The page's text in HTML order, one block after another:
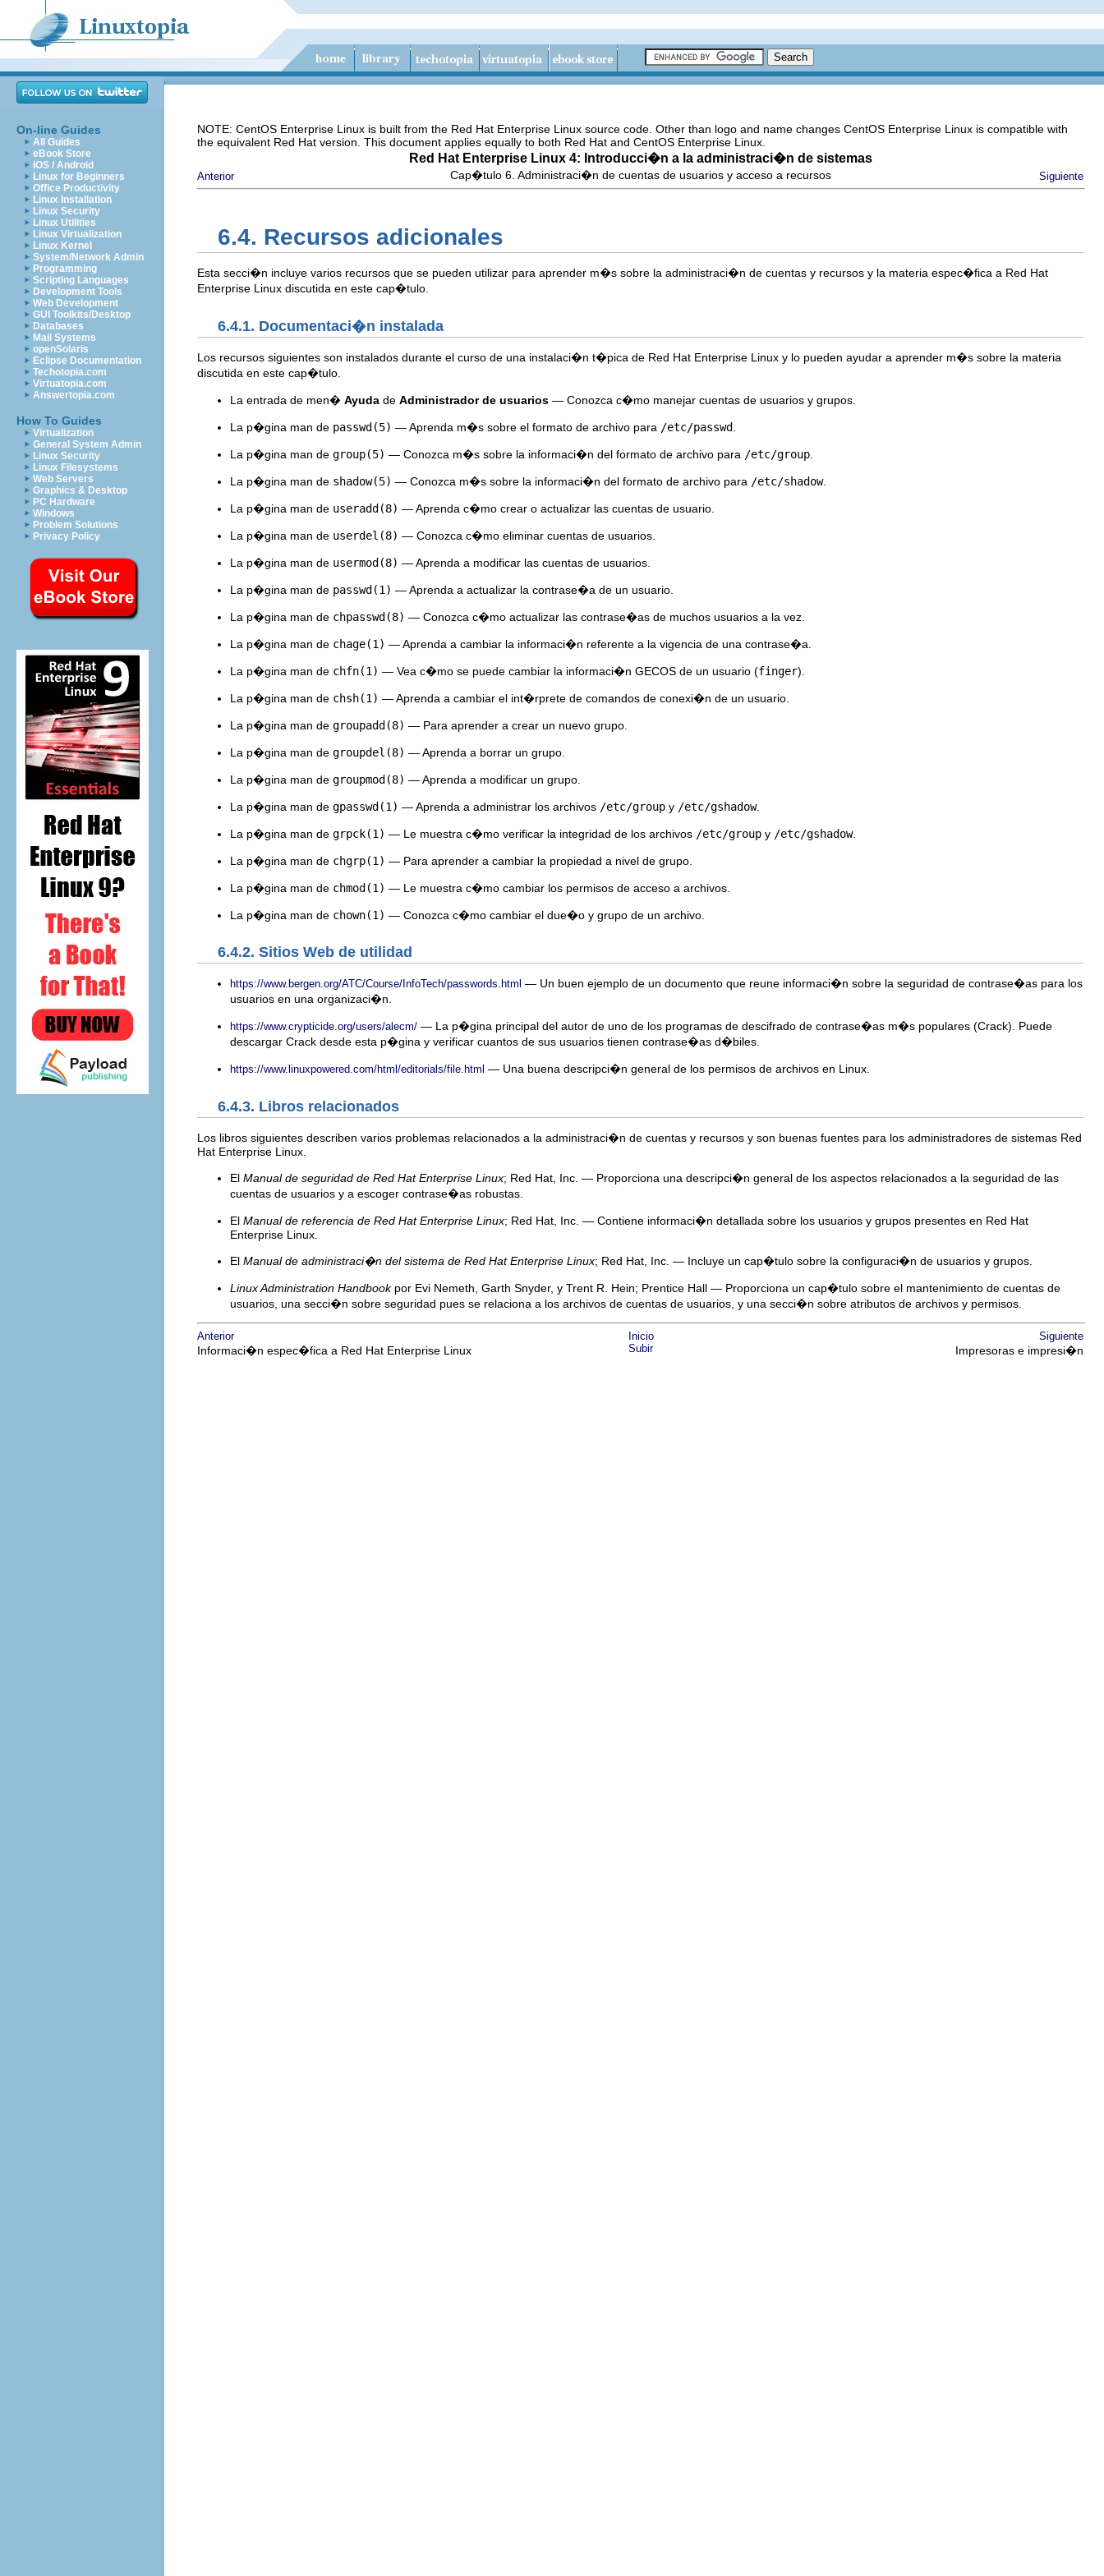
On-line Guides
All Guides
eBook Store
iOS / Android
Linux for Beginners
Office Productivity
Linux Installation
Linux Security
Linux Utilities
Linux Virtualization
Linux Kernel
System/Network Admin
Programming
Scripting Languages
Development Tools
Web Development
GUI Toolkits/Desktop
Databases
Mail Systems
openSolaris
Eclipse Documentation
Techotopia.com
Virtuatopia.com
Answertopia.com
How To Guides
Virtualization
General System Admin
Linux Security
Linux Filesystems
Web Servers
Graphics & Desktop
PC Hardware
Windows
Problem Solutions
Privacy Policy
NOTE: CentOS Enterprise Linux is built from the Red Hat Enterprise Linux source code. Other than logo and name changes CentOS Enterprise Linux is compatible with
the equivalent Red Hat version. This document applies equally to both Red Hat and CentOS Enterprise Linux.
Red Hat Enterprise Linux 4: Introducci�n a la administraci�n de sistemas
Anterior Cap�tulo 6. Administraci�n de cuentas de usuarios y acceso a recursos Siguiente
6.4. Recursos adicionales
Esta secci�n incluye varios recursos que se pueden utilizar para aprender m�s sobre la administraci�n de cuentas y recursos y la materia espec�fica a Red Hat
Enterprise Linux discutida en este cap�tulo.
6.4.1. Documentaci�n instalada
Los recursos siguientes son instalados durante el curso de una instalaci�n t�pica de Red Hat Enterprise Linux y lo pueden ayudar a aprender m�s sobre la materia
discutida en este cap�tulo.
La entrada de men� Ayuda de Administrador de usuarios — Conozca c�mo manejar cuentas de usuarios y grupos.
La p�gina man de passwd(5) — Aprenda m�s sobre el formato de archivo para /etc/passwd
La p�gina man de group(5) — Conozca m�s sobre la informaci�n del formato de archivo para /etc/group
La p�gina man de shadow(5) — Conozca m�s sobre la informaci�n del formato de archivo para /etc/shadow.
La p�gina man de useradd(8) — Aprenda c�mo crear o actualizar las cuentas de usuario.
La p�gina man de userdel(8) — Conozca c�mo eliminar cuentas de usuarios.
La p�gina man de usermod(8) — Aprenda a modificar las cuentas de usuarios.
La p�gina man de passwd(1) — Aprenda a actualizar la contrase�a de un usuario.
La p�gina man de chpasswd(8) — Conozca c�mo actualizar las contrase�as de muchos usuarios a la vez.
La p�gina man de chage(1) — Aprenda a cambiar la informaci�n referente a la vigencia de una contrase�a.
La p�gina man de chfn(1) — Vea c�mo se puede cambiar la informaci�n GECOS de un usuario (finger).
La p�gina man de chsh(1) — Aprenda a cambiar el int�rprete de comandos de conexi�n de un usuario.
La p�gina man de groupadd(8) — Para aprender a crear un nuevo grupo.
La p�gina man de groupdel(8) — Aprenda a borrar un grupo.
La p�gina man de groupmod(8) — Aprenda a modificar un grupo.
La p�gina man de gpasswd(1) — Aprenda a administrar los archivos /etc/group y /etc/gshadow.
La p�gina man de grpck(1) — Le muestra c�mo verificar la integridad de los archivos /etc/group y /etc/gshadow.
La p�gina man de chgrp(1) — Para aprender a cambiar la propiedad a nivel de grupo.
La p�gina man de chmod(1) — Le muestra c�mo cambiar los permisos de acceso a archivos.
La p�gina man de chown(1) — Conozca c�mo cambiar el due�o y grupo de un archivo.
6.4.2. Sitios Web de utilidad
https://www.bergen.org/ATC/Course/InfoTech/passwords.html — Un buen ejemplo de un documento que reune informaci�n sobre la seguridad de contrase�as para los
usuarios en una organizaci�n.
https://www.crypticide.org/users/alecm/ — La p�gina principal del autor de uno de los programas de descifrado de contrase�as m�s populares (Crack). Puede
descargar Crack desde esta p�gina y verificar cuantos de sus usuarios tienen contrase�as d�biles.
https://www.linuxpowered.com/html/editorials/file.html — Una buena descripci�n general de los permisos de archivos en Linux.
6.4.3. Libros relacionados
Los libros siguientes describen varios problemas relacionados a la administraci�n de cuentas y recursos y son buenas fuentes para los administradores de sistemas Red
Hat Enterprise Linux.
El Manual de seguridad de Red Hat Enterprise Linux; Red Hat, Inc. — Proporciona una descripci�n general de los aspectos relacionados a la seguridad de las
cuentas de usuarios y a escoger contrase�as robustas.
El Manual de referencia de Red Hat Enterprise Linux; Red Hat, Inc. — Contiene informaci�n detallada sobre los usuarios y grupos presentes en Red Hat
Enterprise Linux.
El Manual de administraci�n del sistema de Red Hat Enterprise Linux; Red Hat, Inc. — Incluye un cap�tulo sobre la configuraci�n de usuarios y grupos.
Linux Administration Handbookpor Evi Nemeth, Garth Snyder, y Trent R. Hein; Prentice Hall — Proporciona un cap�tulo sobre el mantenimiento de cuentas de
usuarios, una secci�n sobre seguridad pues se relaciona a los archivos de cuentas de usuarios, y una secci�n sobre atributos de archivos y permisos.
Anterior Inicio Siguiente
Informaci�n espec�fica a Red Hat Enterprise Linux Subir Impresoras e impresi�n